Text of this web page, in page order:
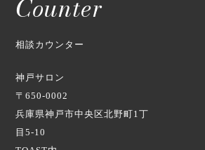
Counter
相談カウンター
神戸サロン
〒650-0002
兵庫県神戸市中央区北野町1丁
目5-10